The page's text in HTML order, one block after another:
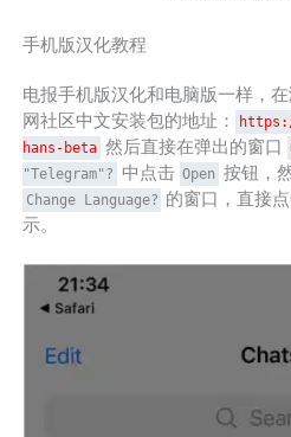
手机版汉化教程
电报手机版汉化和电脑版一样，
网社区中文安装包的地址：
hans-beta 然后直接在弹出的窗口
"Telegram"? 中点击 Open 按钮，
Change Language? 的窗口，直接
示。